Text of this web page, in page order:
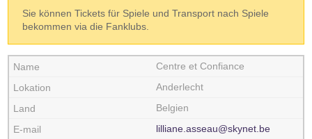
Sie können Tickets für Spiele und Transport nach Spiele
bekommen via die Fanklubs.
Centre et Confiance
Anderlecht
Belgien
lilliane.asseau@skynet.be